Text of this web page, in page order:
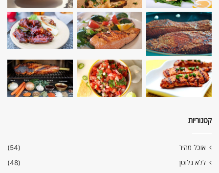
קטגוריות
אוכל מהיר
(54)
ללא גלוטן
(48)